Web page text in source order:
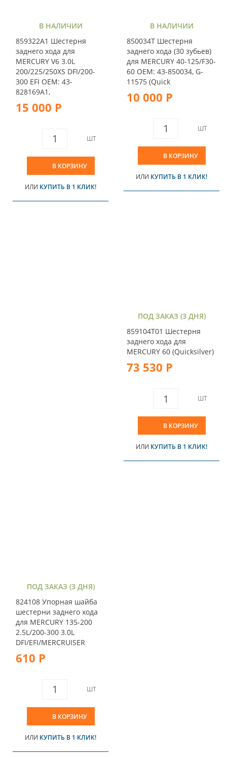
В НАЛИЧИИ
859322A1 Шестерня
заднего хода для
MERCURY V6 3.0L
200/225/250XS DFI/200-
300 EFI OEM: 43-
828169A1,
15 000 Р
ШТ
В КОРЗИНУ
ИЛИ КУПИТЬ В 1 КЛИК!
В НАЛИЧИИ
850034T Шестерня
заднего хода (30 зубьев)
для MERCURY 40-125/F30-
60 OEM: 43-850034, G-
11575 (Quick
10 000 Р
ШТ
В КОРЗИНУ
ИЛИ КУПИТЬ В 1 КЛИК!
ПОД ЗАКАЗ (3 ДНЯ)
859104T01 Шестерня
заднего хода для
MERCURY 60 (Quicksilver)
73 530 Р
ШТ
В КОРЗИНУ
ИЛИ КУПИТЬ В 1 КЛИК!
ПОД ЗАКАЗ (3 ДНЯ)
824108 Упорная шайба
шестерни заднего хода
для MERCURY 135-200
2.5L/200-300 3.0L
DFI/EFI/MERCRUISER
610 Р
ШТ
В КОРЗИНУ
ИЛИ КУПИТЬ В 1 КЛИК!